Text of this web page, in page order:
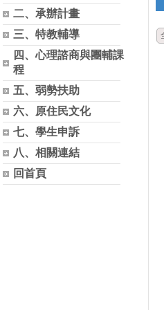
二、承辦計畫
三、特教輔導
四、心理諮商與團輔課
程
五、弱勢扶助
六、原住民文化
七、學生申訴
八、相關連結
回首頁